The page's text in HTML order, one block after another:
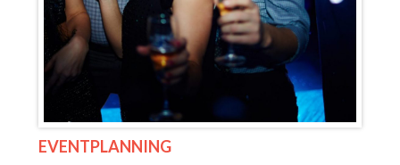
EVENTPLANNING